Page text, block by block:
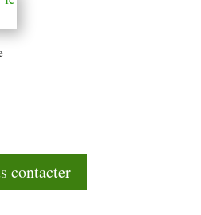
contacter